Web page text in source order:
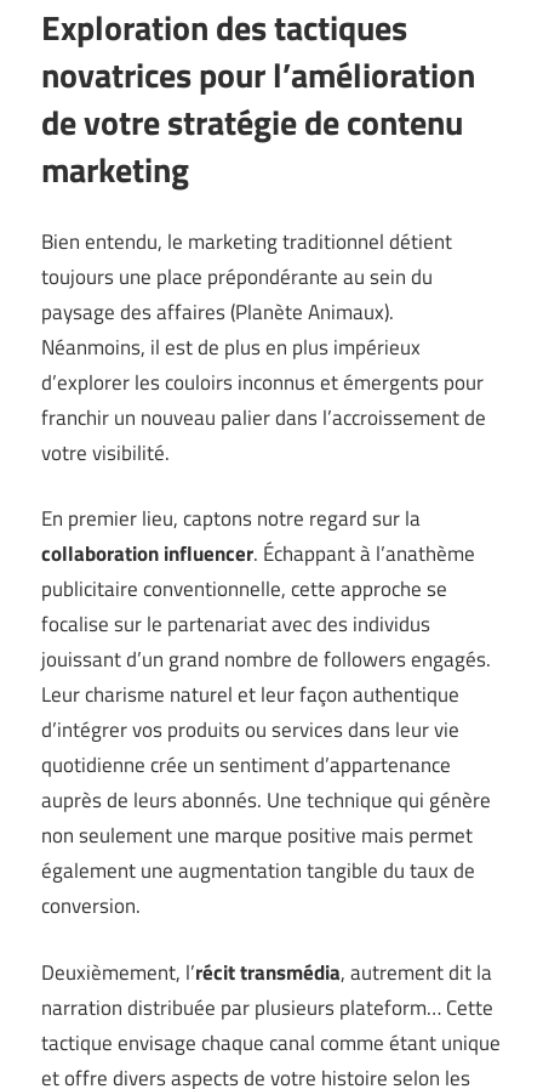
Exploration des tactiques
novatrices pour l’amélioration
de votre stratégie de contenu
marketing
Bien entendu, le marketing traditionnel détient
toujours une place prépondérante au sein du
paysage des affaires (Planète Animaux).
Néanmoins, il est de plus en plus impérieux
d’explorer les couloirs inconnus et émergents pour
franchir un nouveau palier dans l’accroissement de
votre visibilité.
En premier lieu, captons notre regard sur la
collaboration influencer. Échappant à l’anathème
publicitaire conventionnelle, cette approche se
focalise sur le partenariat avec des individus
jouissant d’un grand nombre de followers engagés.
Leur charisme naturel et leur façon authentique
d’intégrer vos produits ou services dans leur vie
quotidienne crée un sentiment d’appartenance
auprès de leurs abonnés. Une technique qui génère
non seulement une marque positive mais permet
également une augmentation tangible du taux de
conversion.
Deuxièmement, l’récit transmédia, autrement dit la
narration distribuée par plusieurs plateform… Cette
tactique envisage chaque canal comme étant unique
et offre divers aspects de votre histoire selon les